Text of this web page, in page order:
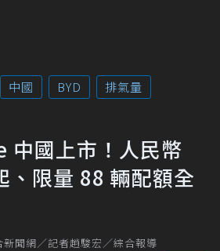
中國 BYD
排氣量
中國上市！人民幣
、限量 88 輛配額全
新聞網／記者趙駿宏／綜合報導